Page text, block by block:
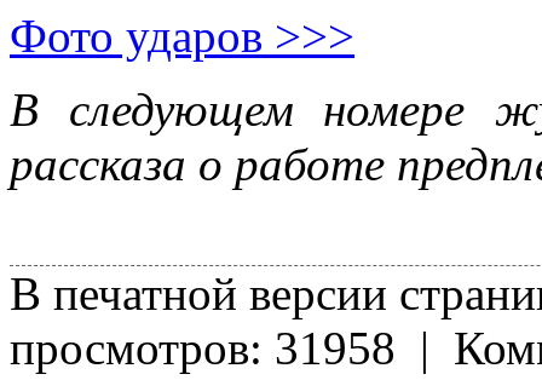
Фото ударов >>>
В следующем номере
рассказа о работе
В печатной версии
просмотров: 31958 |